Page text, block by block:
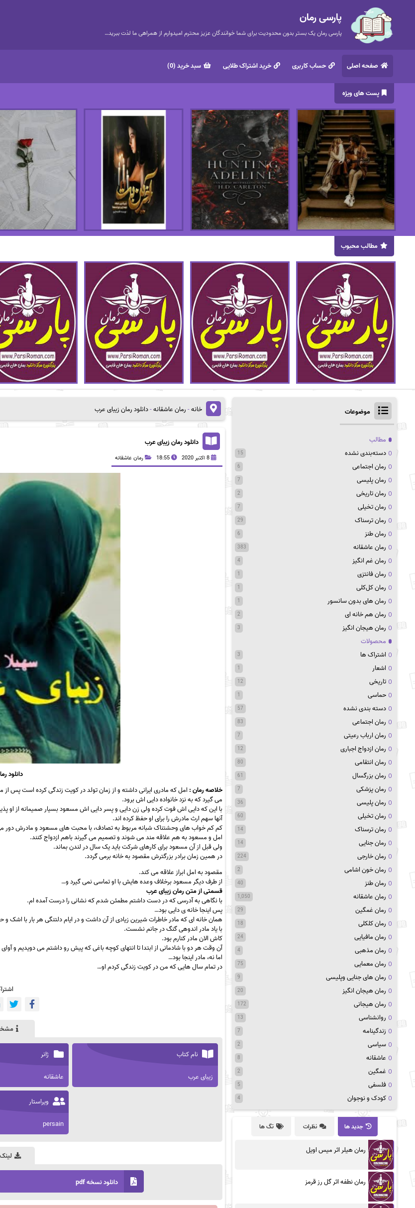
پارسی رمان
پارسی رمان یک بستر بدون محدودیت برای شما خوانندگان عزیز محترم امیدوارم از همراهی ما لذت ببرید…
صفحه اصلی حساب کاربری خرید اشتراک طلایی سبد خرید (0)
پست های ویژه
مطالب محبوب
خانه-رمان عاشقانه-دانلود رمان زیبای عرب
دانلود رمان زیبای عرب
8 اکتبر 2020 18:55 رمان عاشقانه
دانلود
خلاصه رمان : امل که مادری ایرانی داشته و از زمان تولد در کویت زندگی کرده است پس
می گیرد که به نزد خانواده دایی اش برود.
با این که دایی اش فوت کرده ولی زن دایی و پسر دایی اش مسعود بسیار صمیمانه از او
آنها سهم ارث مادرش را برای او حفظ کرده اند.
کم کم خواب های وحشتناک شبانه مربوط به تصادف، با محبت های مسعود و مادرش دور
امل و مسعود به هم علاقه مند می شوند و تصمیم می گیرند باهم ازدواج کنند.
ولی قبل از آن مسعود برای کارهای شرکت باید یک سال در لندن بماند.
در همین زمان برادر بزرگترش مقصود به خانه برمی گردد.
مقصود به امل ابراز علاقه می کند.
از طرف دیگر مسعود برخلاف وعده هایش با او تماسی نمی گیرد و…
قسمتی از متن رمان زیبای عرب
با نگاهی به آدرسی که در دست داشتم مطمئن شدم که نشانی را درست آمده ام.
پس اینجا خانه ی دایی بود…
همان خانه ای که مادر خاطرات شیرین زیادی از آن داشت و در ایام دلتنگی هر بار با اشک و
با یاد مادر اندوهی گنگ در جانم نشست.
کاش الان مادر کنارم بود.
آن وقت هر دو با شادمانی از ابتدا تا انتهای کوچه باغی که پیش رو داشتم می دویدیم و
اما نه، مادر اینجا بود…
در تمام سال هایی که من در کویت زندگی کردم او…
نام کتاب
زیبای عرب
ژانر
عاشقانه
ویراستار
persain
دانلود نسخه pdf
موضوعات
مطالب
دسته‌بندی نشده
15
رمان اجتماعی 6
رمان پلیسی 7
رمان تاریخی 2
رمان تخیلی 7
رمان ترسناک 29
رمان طنز 6
رمان عاشقانه 383
رمان غم انگیز 4
رمان فانتزی 1
رمان کل‌کلی 1
رمان های بدون سانسور 1
رمان هم خانه ای 2
رمان هیجان انگیز 3
محصولات
اشتراک ها
3
اشعار 1
تاریخی 12
حماسی 1
دسته بندی نشده 57
رمان اجتماعی 83
رمان ارباب رعیتی 7
رمان ازدواج اجباری 12
رمان انتقامی 80
رمان بزرگسال 61
رمان پزشکی 7
رمان پلیسی 36
رمان تخیلی 60
رمان ترسناک 14
رمان جنایی 14
رمان خارجی 224
رمان خون اشامی 2
رمان طنز 40
رمان عاشقانه 1,050
رمان غمگین 29
رمان کلکلی 18
رمان مافیایی 24
رمان مذهبی 4
رمان معمایی 75
رمان های جنایی وپلیسی 9
رمان هیجان انگیز 20
رمان هیجانی 172
روانشناسی 13
زندگینامه 7
سیاسی 2
عاشقانه 8
غمگین 2
فلسفی 5
کودک و نوجوان 4
جدید ها نظرات تگ ها
رمان هیلر اثر میس اویل
رمان نطفه اثر گل رز قرمز